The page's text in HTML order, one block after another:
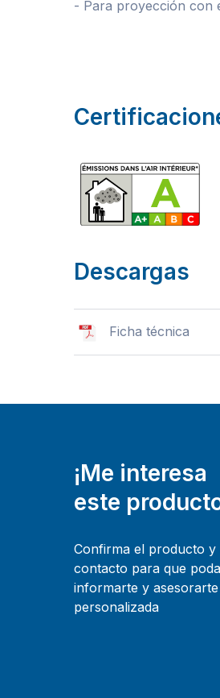
- Para proyección con
Descargas
Ficha técnica
¡Me interesa
este
Confirma el producto y
contacto para que
informarte y
personalizada